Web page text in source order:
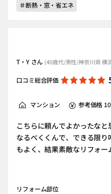
＃断熱・窓・省エネ
T・Y さん (40歳代/男性/神奈川県 横
口コミ総合評価
マンション 参考価格
こちらに頼んでよかったな
なるべくくんで、できる限
もよく、結果素敵なリフォ
リフォーム部位